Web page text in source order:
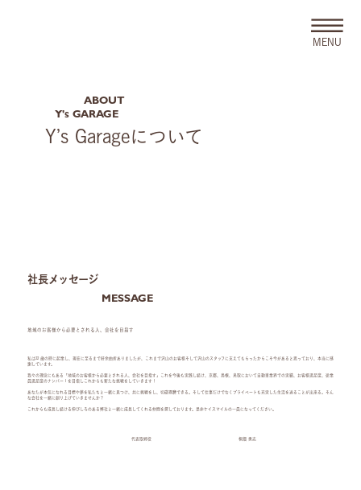
MENU
ABOUT
Y's GARAGE
Y’s Garageについて
社長メッセージ
MESSAGE
地域のお客様から必要とされる人、会社を目指す
私は22 歳の時に起業し、現在に至るまで紆余曲折ありましたが、これまで沢山のお客様そして沢山のスタッフに支えてもらったからこそ今があると思っており、本当に感
謝しています。
我々の理念にもある「地域のお客様から必要とされる人、会社を目指す」これを今後も実践し続け、京都、島根、鳥取において自動車業界での実績、お客様満足度、従業
員満足度のナンバー１を目指しこれからも新たな挑戦をしていきます！
あなたが本気になれる目標や夢を私たちと一緒に見つけ、共に挑戦をし、切磋琢磨できる。そして仕事だけでなくプライベートも充実した生活を送ることが出来る。そん
な会社を一緒に創り上げていきませんか？
これからも成長し続ける伸びしろのある弊社と一緒に成長してくれる仲間を探しております。是非ケイスマイルの一員になってください。
代表取締役 桐畑 勇志